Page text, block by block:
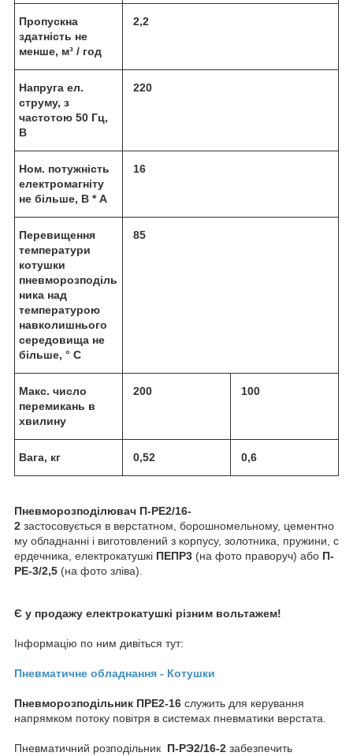
Пропускна
здатність не
менше, м³ / год
2,2
Напруга ел.
струму, з
частотою 50 Гц,
В
220
Ном. потужність
електромагніту
не більше, В * А
16
Перевищення
температури
котушки
пневморозподіль
ника над
температурою
навколишнього
середовища не
більше, ° С
85
Макс. число
перемикань в
хвилину
200 100
Вага, кг 0,52 0,6
Пневморозподілювач П-РЕ2/16-
2 застосовується в верстатном, борошномельному, цементно
му обладнанні і виготовлений з корпусу, золотника, пружини, с
ердечника, електрокатушкі ПЕПР3 (на фото праворуч) або П-
РЕ-3/2,5 (на фото зліва).
Є у продажу електрокатушкі різним вольтажем!
Інформацію по ним дивіться тут:
Пневматичне обладнання - Котушки
Пневморозподільник ПРЕ2-16 служить для керування
напрямком потоку повітря в системах пневматики верстата.
Пневматичний розподільник П-РЭ2/16-2 забезпечить